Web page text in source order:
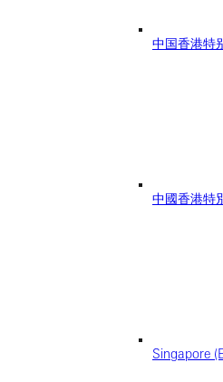
中国香港特
中國香港特
Singapore